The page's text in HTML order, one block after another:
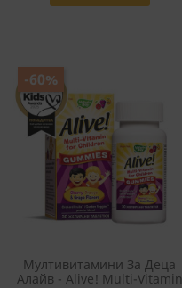
Мултивитамини За Деца
Алайв - Alive! Multi-Vitamin
-60%